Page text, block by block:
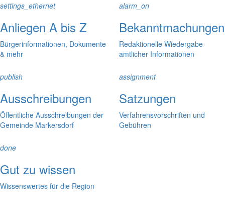
settings_ethernet
Anliegen A bis Z
Bürgerinformationen, Dokumente
& mehr
alarm_on
Bekanntmachungen
Redaktionelle Wiedergabe
amtlicher Informationen
publish
Ausschreibungen
Öffentliche Ausschreibungen der
Gemeinde Markersdorf
assignment
Satzungen
Verfahrensvorschriften und
Gebühren
done
Gut zu wissen
Wissenswertes für die Region